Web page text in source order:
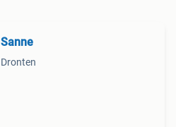
Sanne
Dronten